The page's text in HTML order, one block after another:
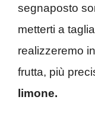
segnaposto
metterti a
realizzeremo
frutta, più
limone.